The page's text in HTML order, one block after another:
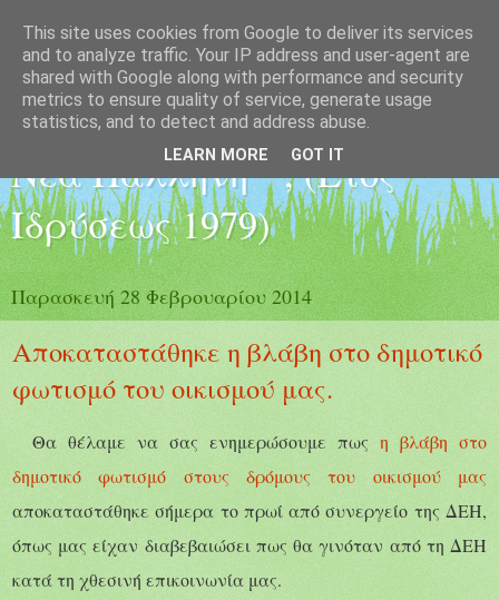
Εξωραϊστικός -
Εκπολιτιστικός Σύλλογος "
Νέα Παλλήνη " , (Έτος
Ιδρύσεως 1979)
Παρασκευή 28 Φεβρουαρίου 2014
Αποκαταστάθηκε η βλάβη στο δημοτικό
φωτισμό του οικισμού μας.
Θα θέλαμε να σας ενημερώσουμε πωςη βλάβη στο
δημοτικό φωτισμό στους δρόμους του οικισμού μας
αποκαταστάθηκε σήμερα το πρωί από συνεργείο της ΔΕΗ,
όπως μας είχαν διαβεβαιώσει πως θα γινόταν από τη ΔΕΗ
κατά τη χθεσινή επικοινωνία μας.
This site uses cookies from Google to deliver its services
and to analyze traffic. Your IP address and user-agent are
shared with Google along with performance and security
metrics to ensure quality of service, generate usage
statistics, and to detect and address abuse.
LEARN MORE GOT IT